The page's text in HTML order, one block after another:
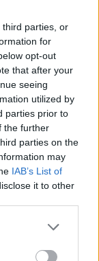
third parties, or
for
opt-out
that after your
seeing
utilized by
parties prior to
the further
parties on the
may
IAB’s List of
it to other
more Google
may click to